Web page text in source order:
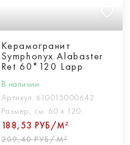
Керамогранит
Symphonyx Alabaster
Ret 60*120 Lapp
В наличии
Артикул: 610015000642
Размер, см: 60 х 120
188,53 РУБ/М²
209,40 РУБ/М²